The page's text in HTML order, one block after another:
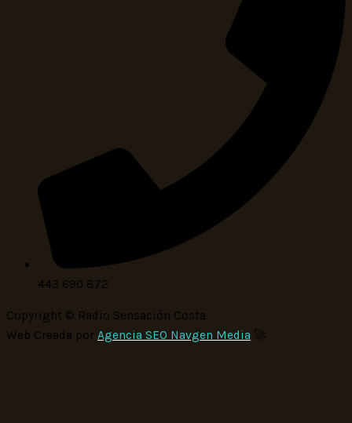
443 690 872
Copyright © Radio Sensación Costa
Web Creada por Agencia SEO Navgen Media 🚀